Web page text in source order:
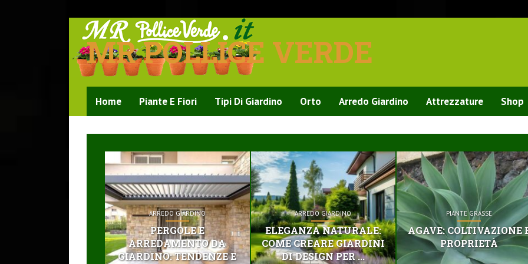
MR POLLICE VERDE
Home Piante E Fiori Tipi Di Giardino Orto Arredo Giardino Attrezzature Shop
ARREDO GIARDINO
PERGOLE E
ARREDAMENTO DA
GIARDINO: TENDENZE E
ARREDO GIARDINO
ELEGANZA NATURALE:
COME CREARE GIARDINI
DI DESIGN PER ...
PIANTE GRASSE
AGAVE: COLTIVAZIONE
PROPRIETÀ